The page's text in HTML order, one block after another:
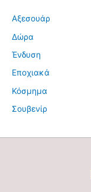
Αξεσουάρ
Δώρα
Ένδυση
Εποχιακά
Κόσμημα
Σουβενίρ